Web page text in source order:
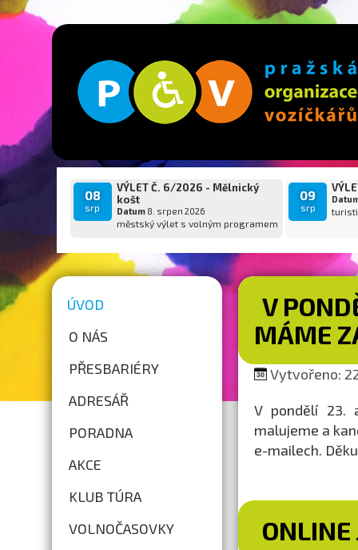
08
srp
VÝLET Č. 6/2026 - Mělnický
košt
Datum8. srpen 2026
městský výlet s volným programem
09
srp
ÚVOD
O NÁS
PŘESBARIÉRY
ADRESÁŘ
PORADNA
AKCE
KLUB TÚRA
VOLNOČASOVKY
V
MÁME
Vytvořeno:
V pondělí 23.
malujeme a
e-mailech.
ONLINE